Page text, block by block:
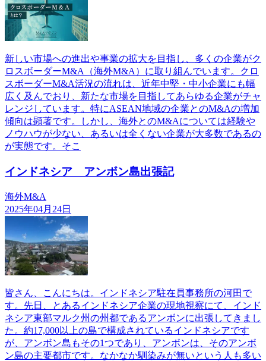
新しい市場への進出や事業の拡大を目指し、多くの企業がク
ロスボーダーM&A（海外M&A）に取り組んでいます。クロ
スボーダーM&A活況の流れは、近年中堅・中小企業にも幅
広く及んでおり、新たな市場を目指してあらゆる企業がチャ
レンジしています。特にASEAN地域の企業とのM&Aの増加
傾向は顕著です。しかし、海外とのM&Aについては経験や
ノウハウが少ない、あるいは全くない企業が大多数であるの
が実態です。そこ
インドネシア アンボン島出張記
海外M&A
2025年04月24日
皆さん、こんにちは。インドネシア駐在員事務所の河田で
す。先日、とあるインドネシア企業の現地視察にて、インド
ネシア東部マルク州の州都であるアンボンに出張してきまし
た。約17,000以上の島で構成されているインドネシアです
が、アンボン島もその1つであり、アンボンは、そのアンボ
ン島の主要都市です。なかなか馴染みが無いという人も多い